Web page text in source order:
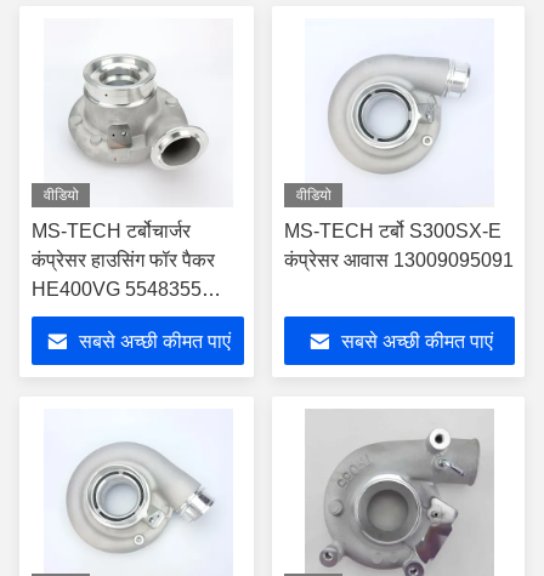
वीडियो
MS-TECH टर्बोचार्जर
कंप्रेसर हाउसिंग फॉर पैकर
HE400VG 5548355
5459130 2128139
5459129सबसे अच्छी कीमत पाएं
वीडियो
MS-TECH टर्बो S300SX-E
कंप्रेसर आवास 13009095091
सबसे अच्छी कीमत पाएं